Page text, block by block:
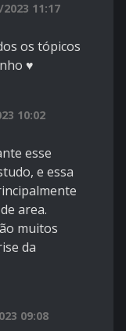
11:17
os tópicos
♥
10:02
esse
e essa
area.
muitos
da
09:08